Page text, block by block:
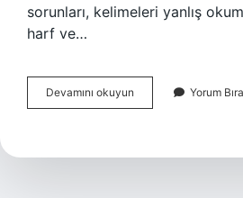
sorunları, kelimeleri yanlış
harf ve…
Devamını okuyun
Disleksi
Yorum